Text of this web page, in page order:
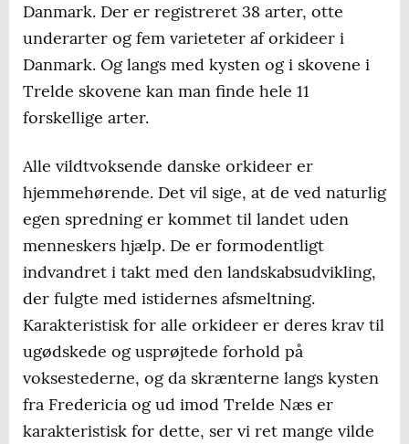
Danmark. Der er registreret 38 arter, otte
underarter og fem varieteter af orkideer i
Danmark. Og langs med kysten og i skovene i
Trelde skovene kan man finde hele 11
forskellige arter.
Alle vildtvoksende danske orkideer er
hjemmehørende. Det vil sige, at de ved naturlig
egen spredning er kommet til landet uden
menneskers hjælp. De er formodentligt
indvandret i takt med den landskabsudvikling,
der fulgte med istidernes afsmeltning.
Karakteristisk for alle orkideer er deres krav til
ugødskede og usprøjtede forhold på
voksestederne, og da skrænterne langs kysten
fra Fredericia og ud imod Trelde Næs er
karakteristisk for dette, ser vi ret mange vilde